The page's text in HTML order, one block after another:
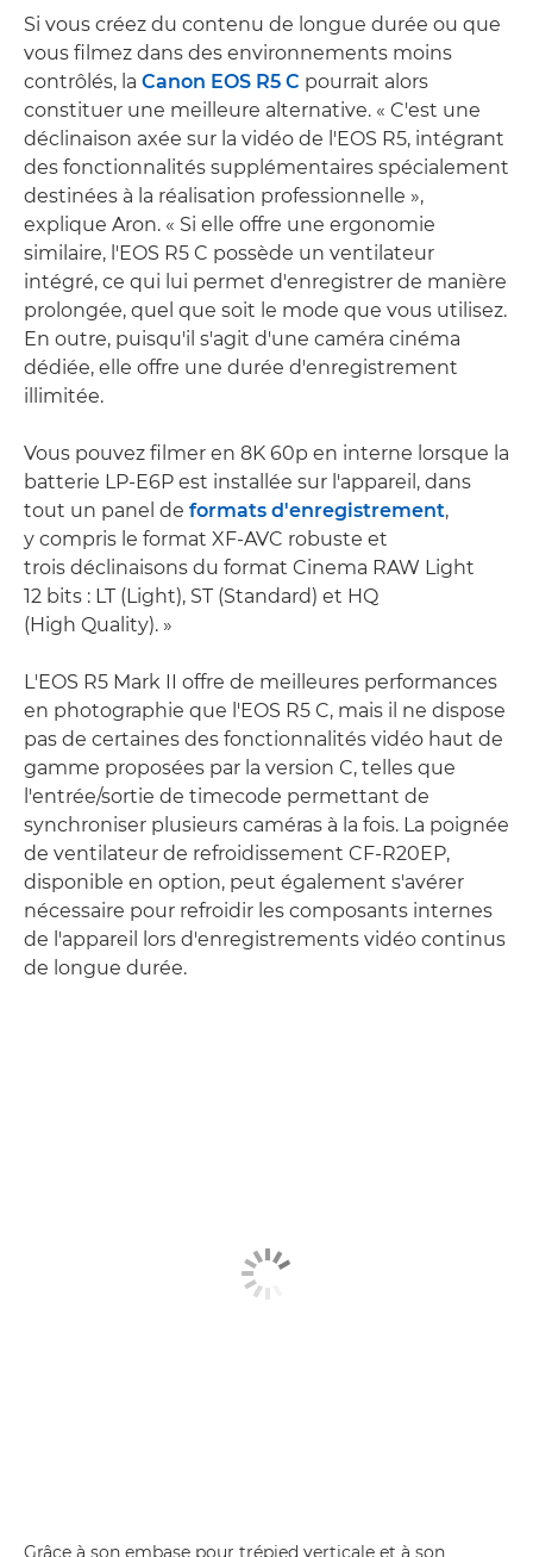
Si vous créez du contenu de longue durée ou que
vous filmez dans des environnements moins
contrôlés, la Canon EOS R5 C pourrait alors
constituer une meilleure alternative. « C'est une
déclinaison axée sur la vidéo de l'EOS R5, intégrant
des fonctionnalités supplémentaires spécialement
destinées à la réalisation professionnelle »,
explique Aron. « Si elle offre une ergonomie
similaire, l'EOS R5 C possède un ventilateur
intégré, ce qui lui permet d'enregistrer de manière
prolongée, quel que soit le mode que vous utilisez.
En outre, puisqu'il s'agit d'une caméra cinéma
dédiée, elle offre une durée d'enregistrement
illimitée.
Vous pouvez filmer en 8K 60p en interne lorsque la
batterie LP-E6P est installée sur l'appareil, dans
tout un panel de formats d'enregistrement,
y compris le format XF-AVC robuste et
trois déclinaisons du format Cinema RAW Light
12 bits : LT (Light), ST (Standard) et HQ
(High Quality). »
L'EOS R5 Mark II offre de meilleures performances
en photographie que l'EOS R5 C, mais il ne dispose
pas de certaines des fonctionnalités vidéo haut de
gamme proposées par la version C, telles que
l'entrée/sortie de timecode permettant de
synchroniser plusieurs caméras à la fois. La poignée
de ventilateur de refroidissement CF-R20EP,
disponible en option, peut également s'avérer
nécessaire pour refroidir les composants internes
de l'appareil lors d'enregistrements vidéo continus
de longue durée.
Grâce à son embase pour trépied verticale et à son